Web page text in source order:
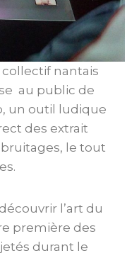
nantais
au public de
un outil ludique
des extrait
le tout
l’art du
première des
durant le